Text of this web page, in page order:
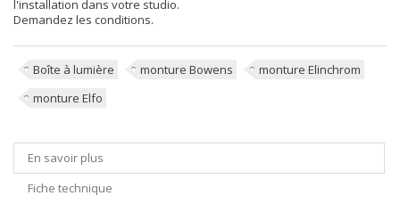
l'installation dans votre studio.
Demandez les conditions.
Boîte à lumière monture Bowens
monture Elinchrom
monture Elfo
En savoir plus
Fiche technique